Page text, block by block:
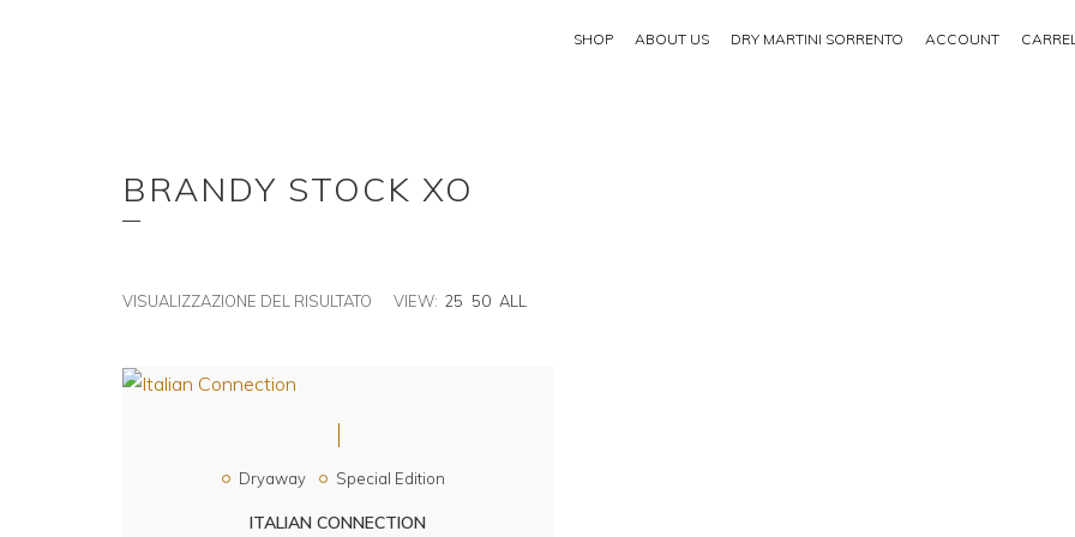
SHOP ABOUT US DRY MARTINI SORRENTO ACCOUNT
BRANDY STOCK XO
VISUALIZZAZIONE DEL RISULTATO VIEW: 25 50 ALL
Dryaway Special Edition
ITALIAN CONNECTION